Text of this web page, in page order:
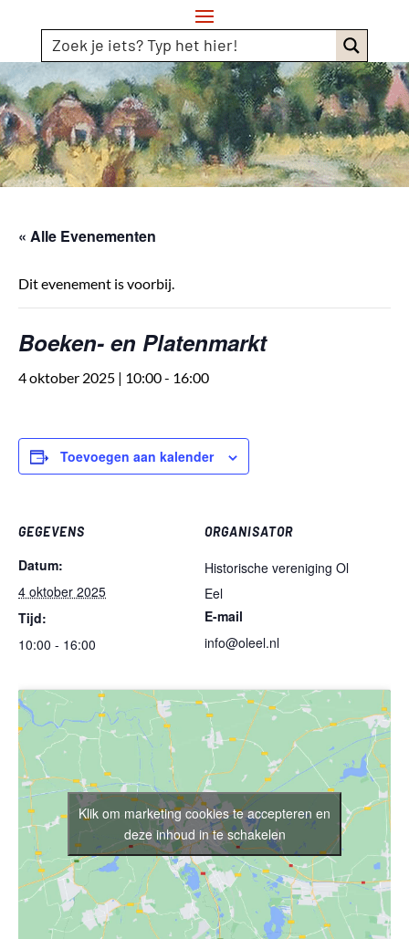
« Alle Evenementen
Dit evenement is voorbij.
Boeken- en Platenmarkt
4 oktober 2025 | 10:00- 16:00
Toevoegen aan kalender
GEGEVENS
Datum:
4 oktober 2025
Tijd:
10:00 - 16:00
ORGANISATOR
Historische vereniging Ol
Eel
E-mail
info@oleel.nl
Klik om marketing cookies te accepteren en
deze inhoud in te schakelen